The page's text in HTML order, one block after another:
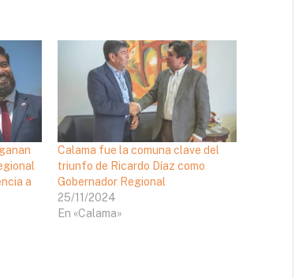
a
Calama fue la comuna clave del
triunfo de Ricardo Díaz como
Gobernador Regional
25/11/2024
En «Calama»